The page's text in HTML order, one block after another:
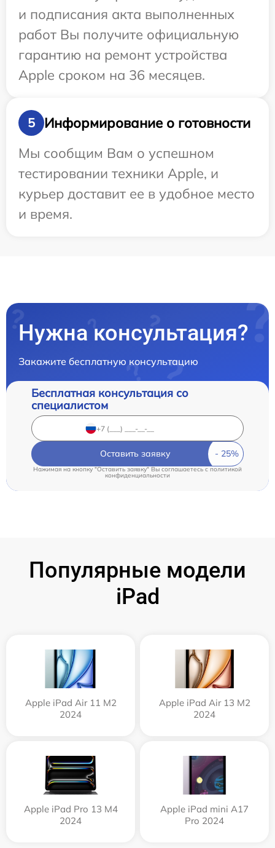
и подписания акта выполненных
работ Вы получите официальную
гарантию на ремонт устройства
Apple сроком на 36 месяцев.
5
Информирование о готовности
Мы сообщим Вам о успешном
тестировании техники Apple, и
курьер доставит ее в удобное место
и время.
Нужна консультация?
Закажите бесплатную консультацию
Бесплатная консультация со
специалистом
Оставить заявку
Нажимая на кнопку "Оставить заявку" Вы соглашаетесь c политикой
конфиденциальности
Популярные модели
iPad
Apple iPad Air 11 M2
2024
Apple iPad Air 13 M2
2024
Apple iPad Pro 13 M4
2024
Apple iPad mini A17
Pro 2024